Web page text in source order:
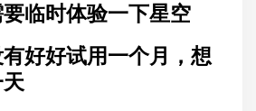
临时体验一下星空
好好试用一个月，想